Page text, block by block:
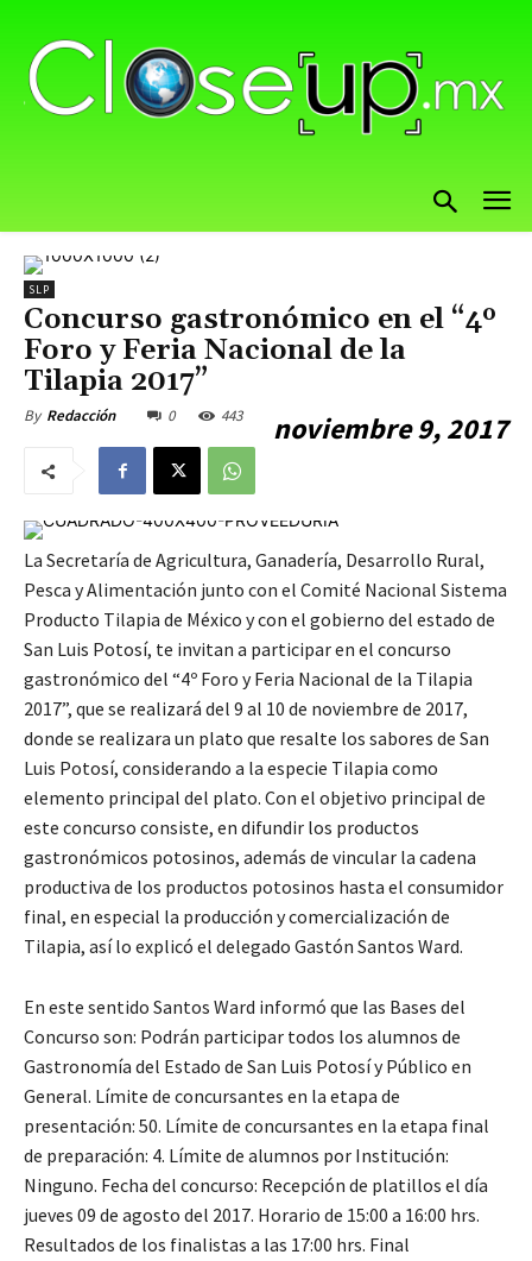
SLP
Concurso gastronómico en el “4º
Foro y Feria Nacional de la
Tilapia 2017”
By Redacción noviembre 9, 2017
0 443
La Secretaría de Agricultura, Ganadería, Desarrollo Rural,
Pesca y Alimentación junto con el Comité Nacional Sistema
Producto Tilapia de México y con el gobierno del estado de
San Luis Potosí, te invitan a participar en el concurso
gastronómico del “4º Foro y Feria Nacional de la Tilapia
2017”, que se realizará del 9 al 10 de noviembre de 2017,
donde se realizara un plato que resalte los sabores de San
Luis Potosí, considerando a la especie Tilapia como
elemento principal del plato. Con el objetivo principal de
este concurso consiste, en difundir los productos
gastronómicos potosinos, además de vincular la cadena
productiva de los productos potosinos hasta el consumidor
final, en especial la producción y comercialización de
Tilapia, así lo explicó el delegado Gastón Santos Ward.
En este sentido Santos Ward informó que las Bases del
Concurso son: Podrán participar todos los alumnos de
Gastronomía del Estado de San Luis Potosí y Público en
General. Límite de concursantes en la etapa de
presentación: 50. Límite de concursantes en la etapa final
de preparación: 4. Límite de alumnos por Institución:
Ninguno. Fecha del concurso: Recepción de platillos el día
jueves 09 de agosto del 2017. Horario de 15:00 a 16:00 hrs.
Resultados de los finalistas a las 17:00 hrs. Final